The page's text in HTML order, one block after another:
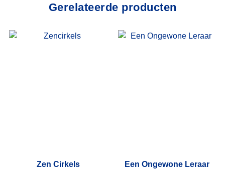
Gerelateerde producten
Zen Cirkels Een Ongewone Leraar